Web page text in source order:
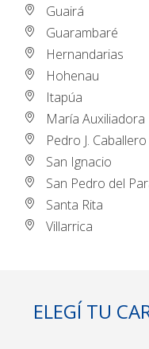
Guairá
Guarambaré
Hernandarias
Hohenau
Itapúa
María Auxiliadora
Pedro J. Caballero
San Ignacio
San Pedro del
Santa Rita
Villarrica
ELEGÍ TU